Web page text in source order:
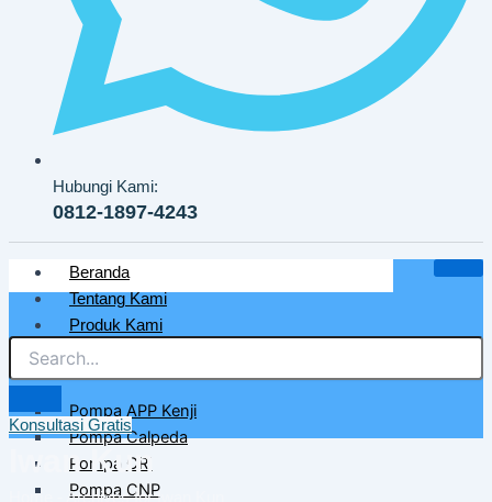
Hubungi Kami:
0812-1897-4243
Beranda
Tentang Kami
Produk Kami
Pompa Air Bersih & Industri
Pompa APP Kenji
Pompa Calpeda
Pompa CRI
Pompa CNP
Konsultasi Gratis
Iwan Kun
Home Archives for Iwan Kun